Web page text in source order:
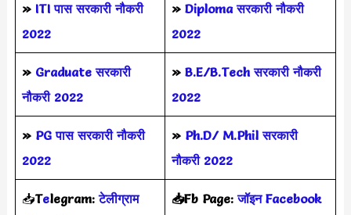
» ITI पास सरकारी नौकरी
2022
» Diploma सरकारी नौकरी
2022
» Graduate सरकारी
नौकरी 2022
» B.E/B.Tech सरकारी नौकरी
2022
» PG पास सरकारी नौकरी
2022
» Ph.D/ M.Phil सरकारी
नौकरी 2022
📥Telegram: टेलीग्राम
📥Fb Page:जॉइन Facebook